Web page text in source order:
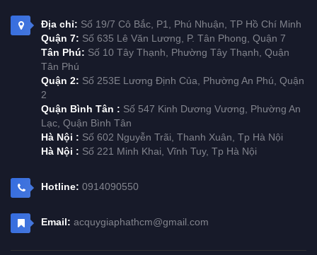
Địa chỉ: Số 19/7 Cô Bắc, P1, Phú Nhuận, TP Hồ Chí Minh
Quận 7: Số 635 Lê Văn Lương, P. Tân Phong, Quận 7
Tân Phú: Số 10 Tây Thạnh, Phường Tây Thạnh, Quận
Tân Phú
Quận 2: Số 253E Lương Định Của, Phường An Phú, Quận
2
Quận Bình Tân : Số 547 Kinh Dương Vương, Phường An
Lạc, Quận Bình Tân
Hà Nội : Số 602 Nguyễn Trãi, Thanh Xuân, Tp Hà Nội
Hà Nội : Số 221 Minh Khai, Vĩnh Tuy, Tp Hà Nội
Hotline: 0914090550
Email: acquygiaphathcm@gmail.com